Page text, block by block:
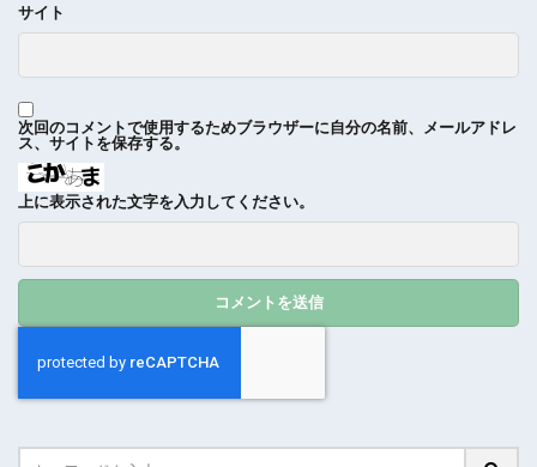
サイト
次回のコメントで使用するためブラウザーに自分の名前、メールアドレ
ス、サイトを保存する。
上に表示された文字を入力してください。